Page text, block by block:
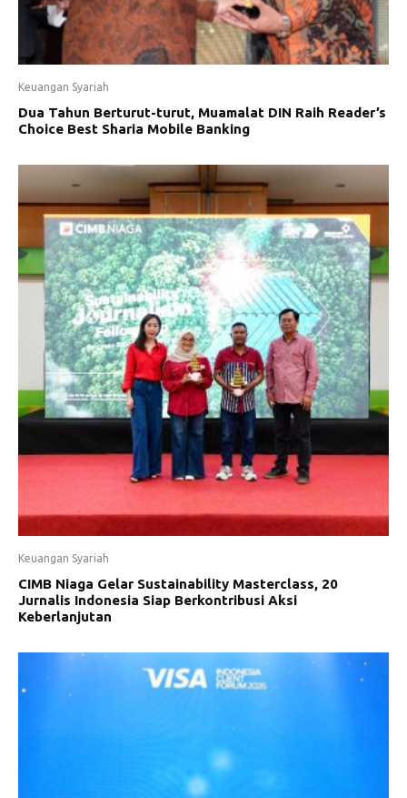
Keuangan Syariah
Dua Tahun Berturut-turut, Muamalat DIN Raih Reader’s
Choice Best Sharia Mobile Banking
Keuangan Syariah
CIMB Niaga Gelar Sustainability Masterclass, 20
Jurnalis Indonesia Siap Berkontribusi Aksi
Keberlanjutan